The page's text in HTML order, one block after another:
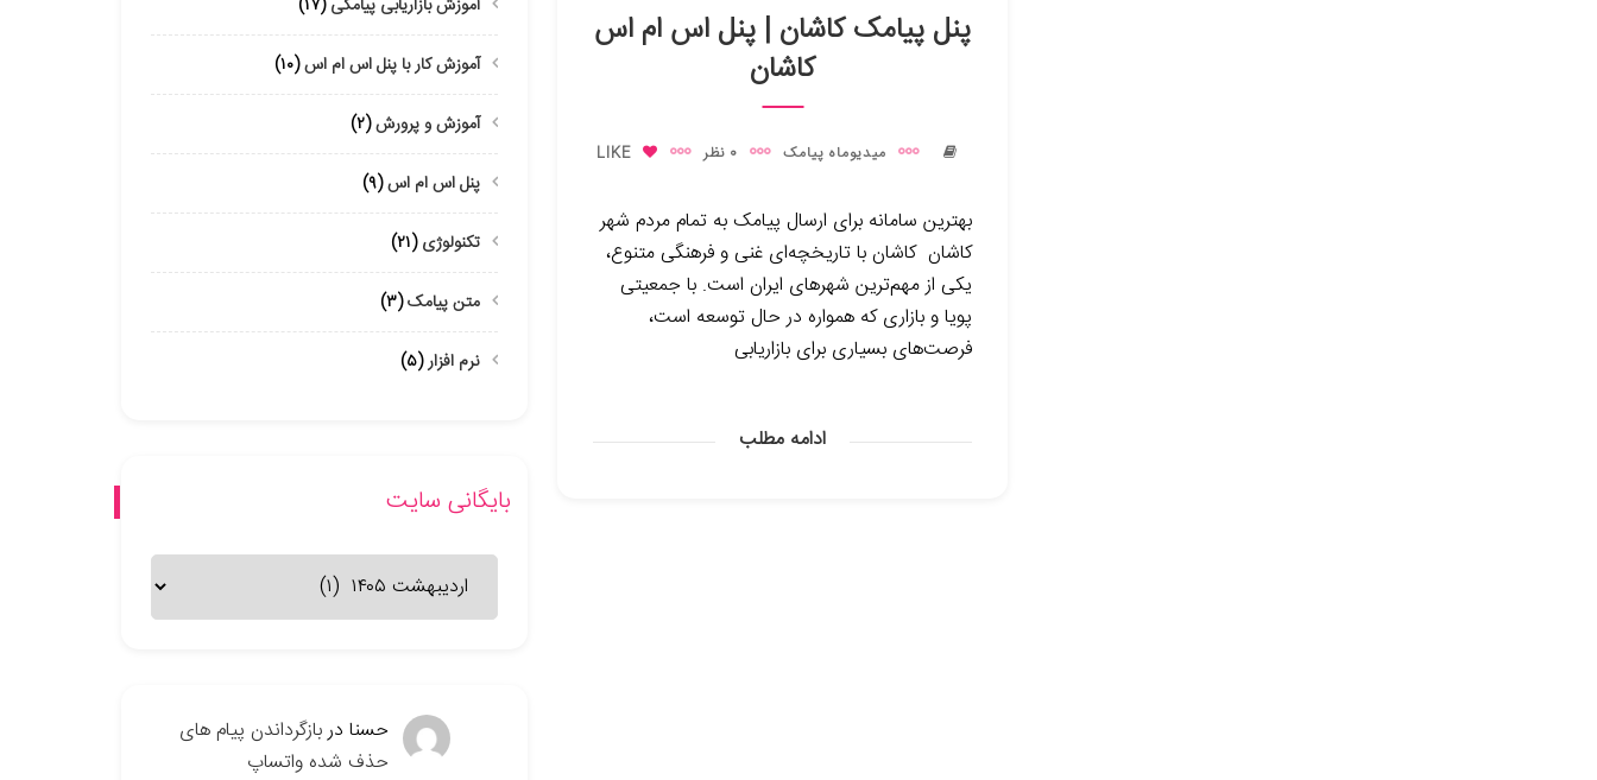
پنل پیامک کاشان | پنل اس ام اس
کاشان
میدیوماه پیامک 0 نظر LIKE
بهترین سامانه برای ارسال پیامک به تمام مردم شهر
کاشان کاشان با تاریخچه‌ای غنی و فرهنگی متنوع،
یکی از مهم‌ترین شهرهای ایران است. با جمعیتی
پویا و بازاری که همواره در حال توسعه است،
فرصت‌های بسیاری برای بازاریابی
ادامه مطلب
آموزش بازاریابی پیامکی(۱۷)
آموزش کار با پنل اس ام اس(۱۰)
آموزش و پرورش(۲)
پنل اس ام اس(۹)
تکنولوژی(۲۱)
متن پیامک(۳)
نرم افزار(۵)
بایگانی سایت
سایت
حسنا دربازگرداندن پیام های
حذف شده واتساپ